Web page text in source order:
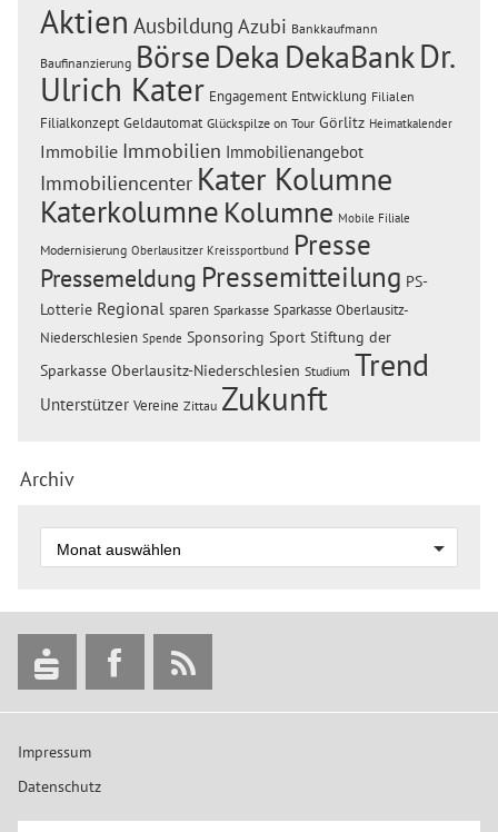
Aktien Ausbildung Azubi Bankkaufmann
Baufinanzierung BörseDeka DekaBankDr.
Ulrich Kater Engagement Entwicklung Filialen
Filialkonzept Geldautomat Glückspilze on Tour Görlitz Heimatkalender
Immobilie Immobilien Immobilienangebot
Immobiliencenter Kater Kolumne
Katerkolumne Kolumne Mobile Filiale
Modernisierung Oberlausitzer Kreissportbund Presse
Pressemeldung Pressemitteilung PS-
Lotterie Regional sparen Sparkasse Sparkasse Oberlausitz-
Niederschlesien Spende Sponsoring Sport Stiftung der
Sparkasse Oberlausitz-Niederschlesien Studium Trend
Unterstützer Vereine Zittau Zukunft
Archiv
Impressum
Datenschutz